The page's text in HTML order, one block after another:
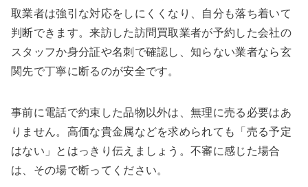
取業者は強引な対応をしにくくなり、自分も落ち着いて
判断できます。来訪した訪問買取業者が予約した会社の
スタッフか身分証や名刺で確認し、知らない業者なら玄
関先で丁寧に断るのが安全です。
事前に電話で約束した品物以外は、無理に売る必要はあ
りません。高価な貴金属などを求められても「売る予定
はない」とはっきり伝えましょう。不審に感じた場合
は、その場で断ってください。